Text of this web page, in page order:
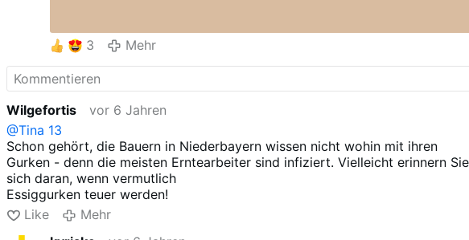
3 Mehr
Wilgefortis
vor 6 Jahren
@Tina 13
Schon gehört, die Bauern in Niederbayern wissen nicht wohin mit ihren
Gurken - denn die meisten Erntearbeiter sind infiziert. Vielleicht erinnern Sie
sich daran, wenn vermutlich
Essiggurken teuer werden!
Like
Mehr